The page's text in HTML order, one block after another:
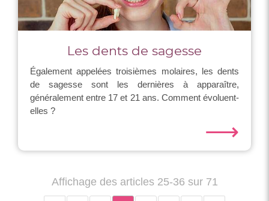
Les dents de sagesse
Également appelées troisièmes molaires, les dents
de sagesse sont les dernières à apparaître,
généralement entre 17 et 21 ans. Comment évoluent-
elles ?
⟶
Affichage des articles 25-36 sur 71